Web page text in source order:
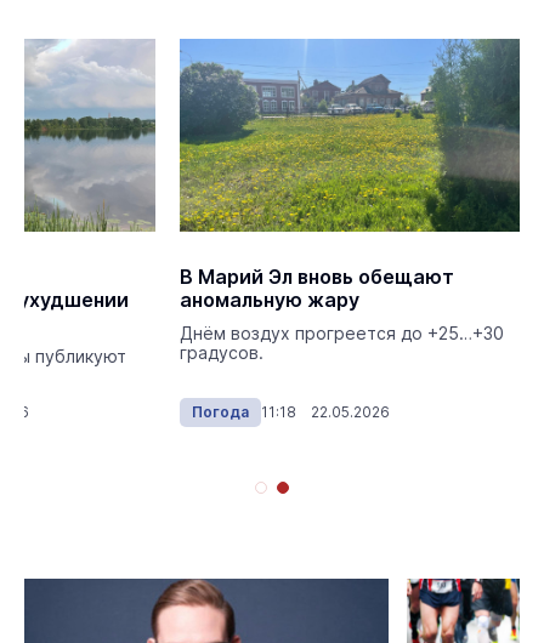
ухудшении
публикуют
В Марий Эл вновь обещают
аномальную жару
Днём воздух прогреется до +25…+30
градусов.
Погода 11:18 22.05.2026